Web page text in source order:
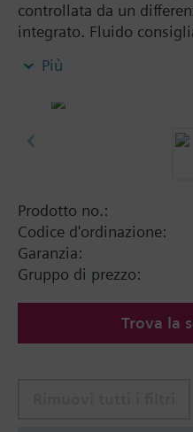
controllata da un
integrato. Fluido
Le valvole VPD..,
RT76...
REH92
SSA...
STE...
Informazioni aggiuntive
Suitable media: Water
Più
Prodotto no.:
Codice d'ordinazione:
Garanzia:
Gruppo di prezzo:
Trova la